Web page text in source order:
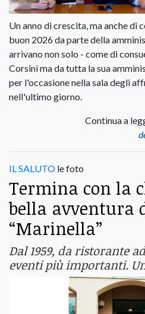
Un anno di crescita, ma anche di
buon 2026 da parte della
arrivano non solo - come di
Corsini ma da tutta la sua
per l'occasione nella sala degli
nell'ultimo giorno.
Continua a
IL SALUTO le foto
Termina con la
bella avventura
“Marinella”
Dal 1959, da ristorante
eventi più importanti.